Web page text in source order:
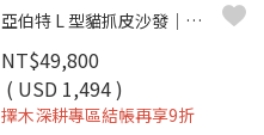
亞伯特 L 型貓抓皮沙發｜防刮耐磨 × 好清潔 × 穩定高支撐 – 擇木深耕
NT$49,800
( USD 1,494 )
擇木深耕專區結帳再享9折